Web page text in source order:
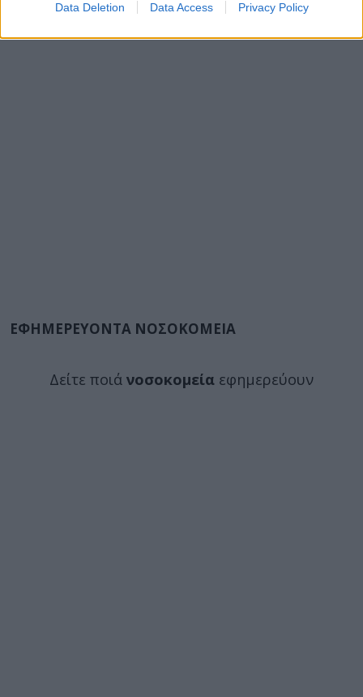
Data Deletion Data Access Privacy Policy
ΕΦΗΜΕΡΕΥΟΝΤΑ ΝΟΣΟΚΟΜΕΙΑ
Δείτε ποιά νοσοκομεία εφημερεύουν